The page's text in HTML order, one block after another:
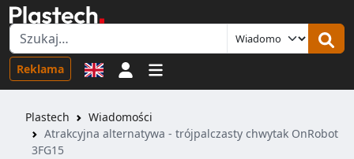
Reklama Logowanie
Plastech
Wiadomości
Atrakcyjna alternatywa - trójpalczasty chwytak OnRobot
3FG15